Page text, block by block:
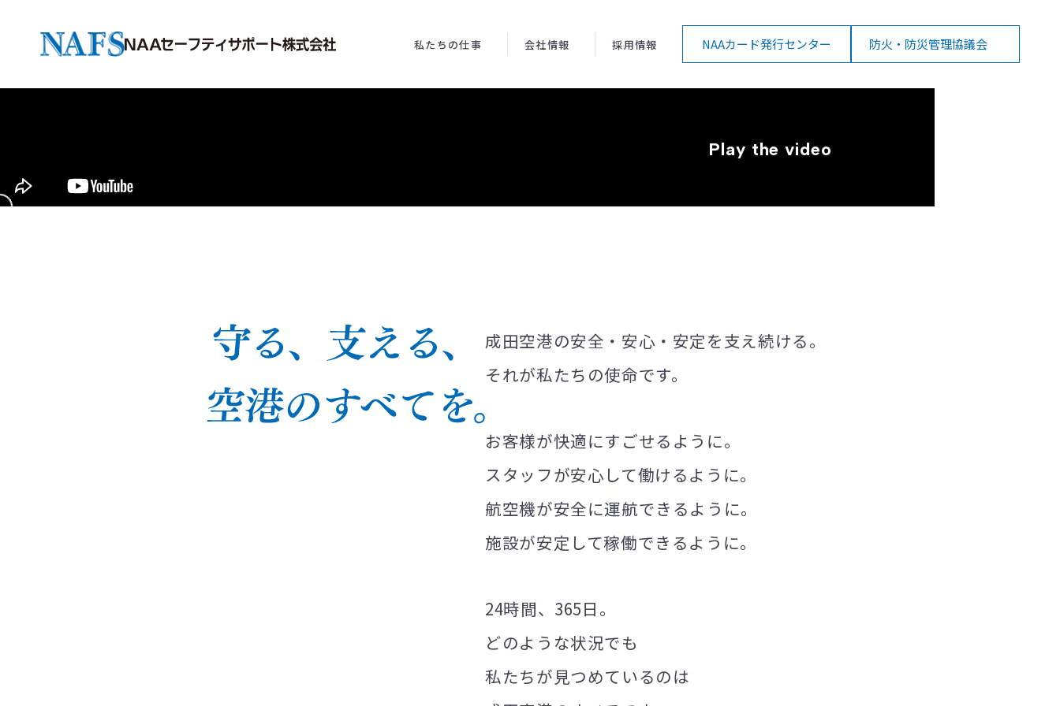
私たちの仕事
電気通信設備工事業務
会社情報 採用情報 NAAカード発行センター 防火・防災管理協議会
成田空港の安全・安心・安定を支え続ける。
それが私たちの使命です。
お客様が快適にすごせるように。
スタッフが安心して働けるように。
航空機が安全に運航できるように。
施設が安定して稼働できるように。
24時間、365日。
どのような状況でも
私たちが見つめているのは